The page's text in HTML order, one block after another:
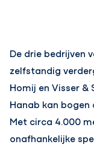
De drie bedrijven
zelfstandig
Homij en Visser &
Hanab kan bogen
Met circa 4.000
onafhankelijke